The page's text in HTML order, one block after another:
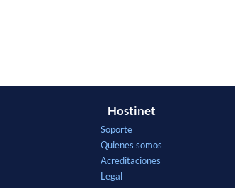
Hostinet
Soporte
Quienes somos
Acreditaciones
Legal